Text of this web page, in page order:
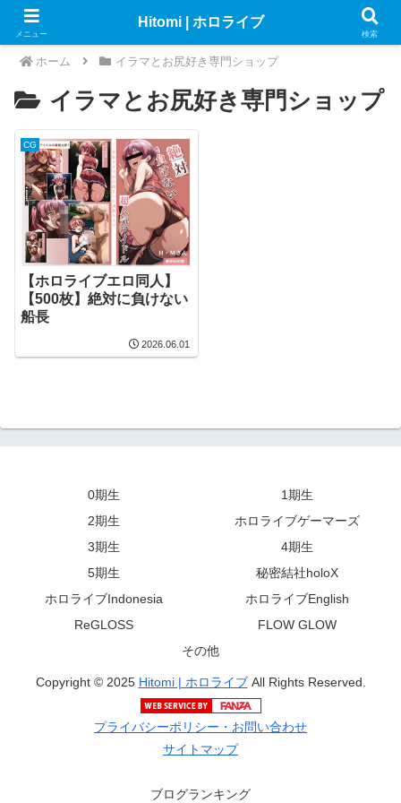
ホーム イラマとお尻好き専門ショップ
イラマとお尻好き専門ショップ
CG
【ホロライブエロ同人】
【500枚】絶対に負けない
船長
2026.06.01
0期生
1期生
2期生
ホロライブゲーマーズ
3期生
4期生
5期生
秘密結社holoX
ホロライブIndonesia
ホロライブEnglish
ReGLOSS
FLOW GLOW
その他
Copyright © 2025 Hitomi | ホロライブAll Rights Reserved.
プライバシーポリシー・お問い合わせ
サイトマップ
ブログランキング
メニュー
Hitomi | ホロライブ
検索